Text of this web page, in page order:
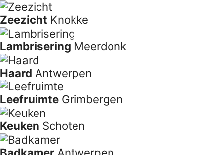
Zeezicht Knokke
Lambrisering Meerdonk
Haard Antwerpen
Leefruimte Grimbergen
Keuken Schoten